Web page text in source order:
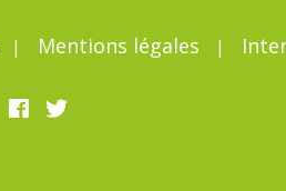
Mentions légales